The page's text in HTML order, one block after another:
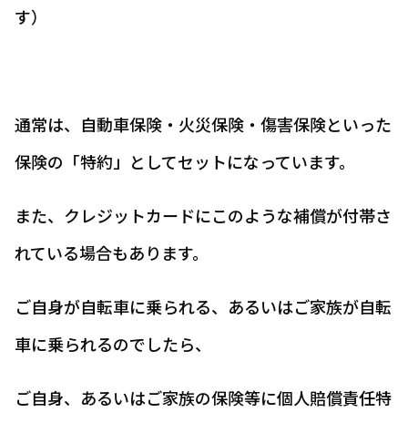
す）
通常は、自動車保険・火災保険・傷害保険といった
保険の「特約」としてセットになっています。
また、クレジットカードにこのような補償が付帯さ
れている場合もあります。
ご自身が自転車に乗られる、あるいはご家族が自転
車に乗られるのでしたら、
ご自身、あるいはご家族の保険等に個人賠償責任特